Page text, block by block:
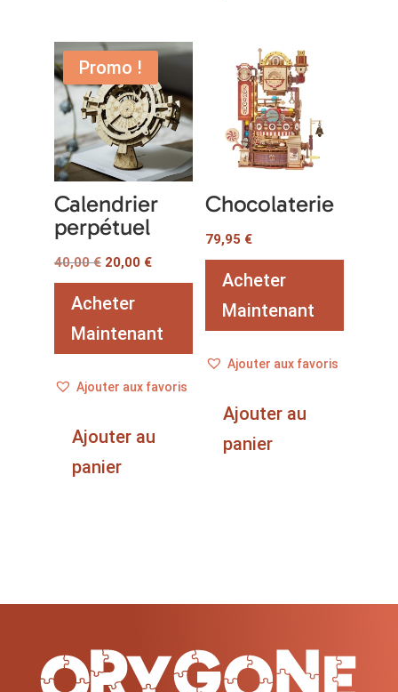
Promo !
Calendrier
perpétuel
40,00€ Le
prix
initial
était :
40,00 €.
20,00 €Le
prix
est :
20,00 €.
Acheter
Maintenant
Ajouter aux favoris
Ajouter au
panier
Chocolaterie
79,95 €
Acheter
Maintenant
Ajouter aux favoris
Ajouter au
panier